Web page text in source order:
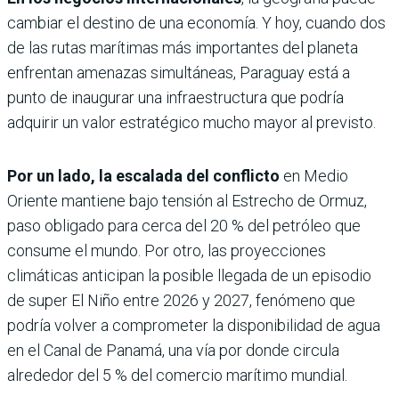
cambiar el destino de una economía. Y hoy, cuando dos
de las rutas marítimas más importantes del planeta
enfrentan amenazas simultáneas, Paraguay está a
punto de inaugurar una infraestructura que podría
adquirir un valor estratégico mucho mayor al previsto.
Por un lado, la escalada del conflicto en Medio
Oriente mantiene bajo tensión al Estrecho de Ormuz,
paso obligado para cerca del 20 % del petróleo que
consume el mundo. Por otro, las proyecciones
climáticas anticipan la posible llegada de un episodio
de super El Niño entre 2026 y 2027, fenómeno que
podría volver a comprometer la disponibilidad de agua
en el Canal de Panamá, una vía por donde circula
alrededor del 5 % del comercio marítimo mundial.